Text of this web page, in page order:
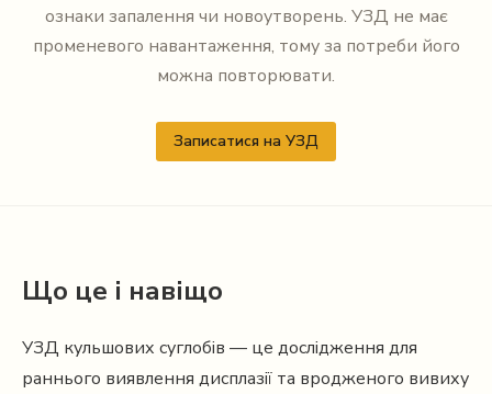
ознаки запалення чи новоутворень. УЗД не має
променевого навантаження, тому за потреби його
можна повторювати.
Записатися на УЗД
Що це і навіщо
УЗД кульшових суглобів — це дослідження для
раннього виявлення дисплазії та вродженого вивиху
Facebook Messenger